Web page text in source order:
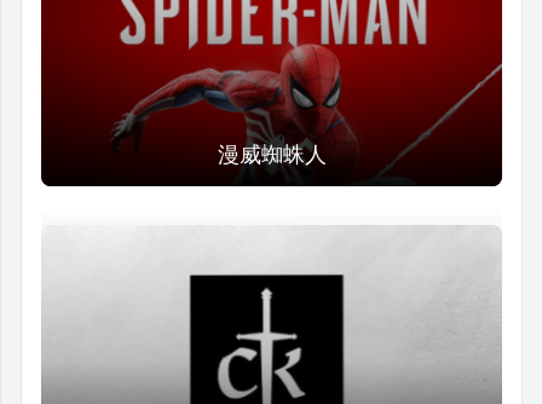
漫威蜘蛛人